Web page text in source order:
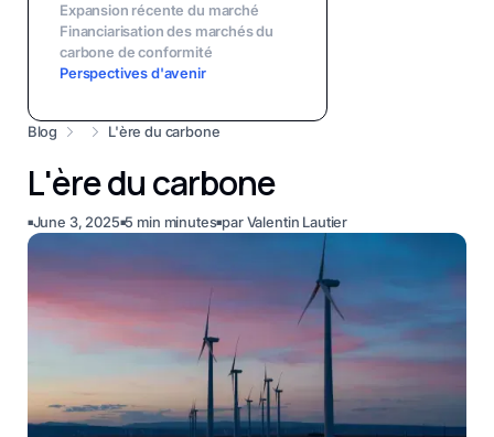
Blog L'ère du carbone
L'ère du carbone
■June 3, 2025■5 min minutes■parValentin Lautier
Expansion récente du marché
Financiarisation des marchés du
carbone de conformité
Perspectives d'avenir